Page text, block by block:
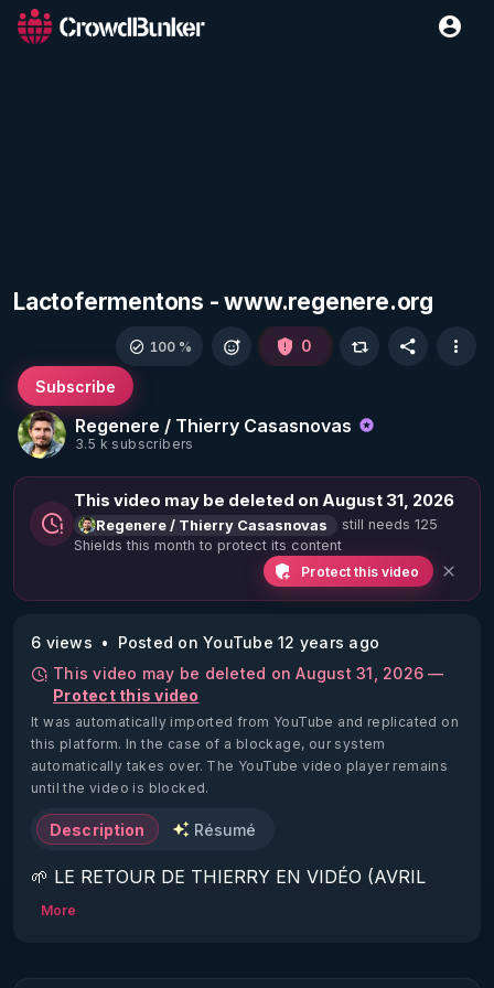
Lactofermentons - www.regenere.org
Regenere / Thierry Casasnovas
3.5 k subscribers
Subscribe
100 % 0
This video may be deleted on August 31, 2026
Regenere / Thierry Casasnovas
still needs 125
Shields this month to protect its content
Protect this video
6 views
Posted on YouTube 12 years ago
This video may be deleted on August 31, 2026 —
Protect this video
It was automatically imported from YouTube and replicated on
this platform. In the case of a blockage, our system
automatically takes over. The YouTube video player remains
until the video is blocked.
Description Résumé
🌱 LE RETOUR DE THIERRY EN VIDÉO (AVRIL
2022)!
https://www.rgnr.fr/presentation.html
More